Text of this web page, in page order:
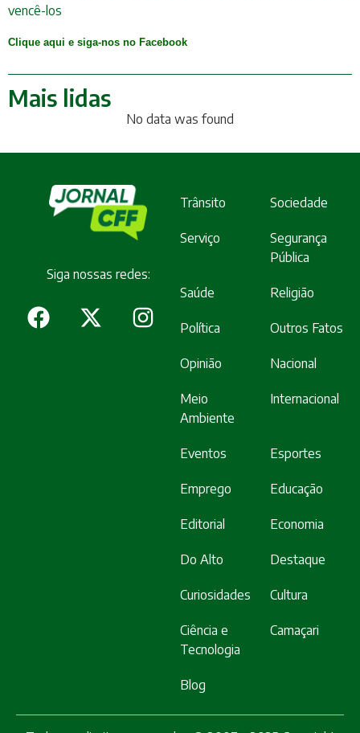
vencê-los
Clique aqui e siga-nos no Facebook
Mais lidas
No data was found
Siga nossas redes:
Trânsito Sociedade
Serviço
Segurança
Pública
Saúde Religião
Política Outros Fatos
Opinião Nacional
Meio
Ambiente
Internacional
Eventos Esportes
Emprego Educação
Editorial Economia
Do Alto Destaque
Curiosidades Cultura
Ciência e
Tecnologia
Camaçari
Blog